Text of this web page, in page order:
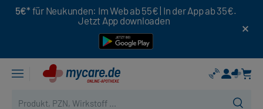
5€* für Neukunden: Im Web ab 55€ | In der App ab 35€.
Jetzt App downloaden